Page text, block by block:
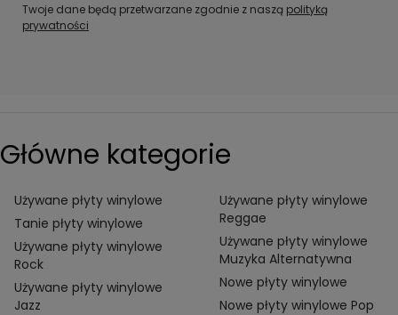
Twoje dane będą przetwarzane zgodnie z naszą polityką
prywatności
Główne kategorie
Używane płyty winylowe
Tanie płyty winylowe
Używane płyty winylowe
Rock
Używane płyty winylowe
Jazz
Używane płyty winylowe
Reggae
Używane płyty winylowe
Muzyka Alternatywna
Nowe płyty winylowe
Nowe płyty winylowe Pop